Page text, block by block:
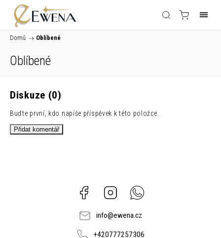
Domů / Oblíbené
Oblíbené
Diskuze (0)
Buďte první, kdo napíše příspěvek k této položce.
Přidat komentář
Facebook Instagram
info@ewena.cz
+420777257306